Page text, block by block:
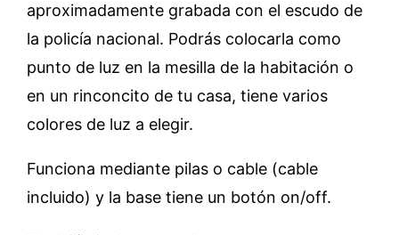
aproximadamente grabada con el escudo de
la policía nacional. Podrás colocarla como
punto de luz en la mesilla de la habitación o
en un rinconcito de tu casa, tiene varios
colores de luz a elegir.
Funciona mediante pilas o cable (cable
incluido) y la base tiene un botón on/off.